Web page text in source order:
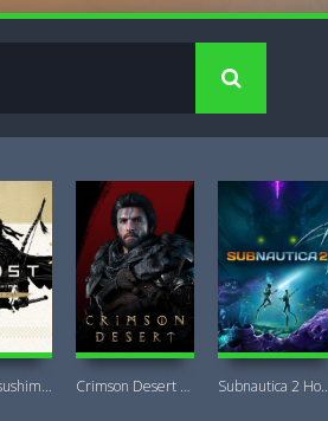
Ghost of Tsushima DIRECTOR'S CUT + DLC Crimson Desert Deluxe Edition Subnautica